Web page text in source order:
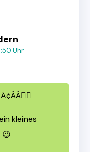
Uhr
kleines